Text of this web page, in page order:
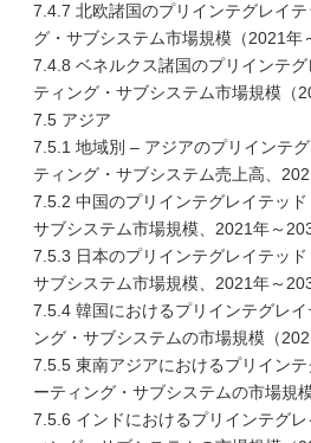
7.4.7 北欧諸国のプリインテグレイ
グ・サブシステム市場規模（2021年
7.4.8 ベネルクス諸国のプリインテ
ティング・サブシステム市場規模（
7.5 アジア
7.5.1 地域別 – アジアのプリインテ
ティング・サブシステム売上高、
7.5.2 中国のプリインテグレイテッド
サブシステム市場規模、2021年～
7.5.3 日本のプリインテグレイテッド
サブシステム市場規模、2021年～
7.5.4 韓国におけるプリインテグレ
ング・サブシステムの市場規模（
7.5.5 東南アジアにおけるプリイン
ーティング・サブシステムの市場規
7.5.6 インドにおけるプリインテグ